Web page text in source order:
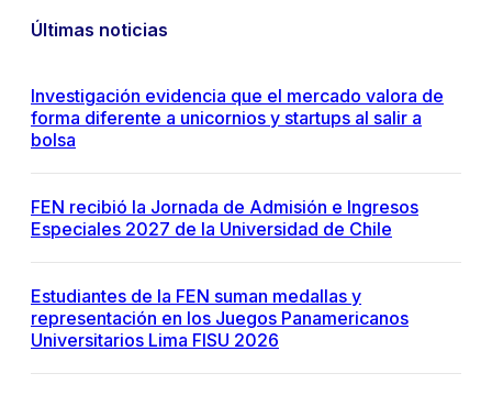
Últimas noticias
Investigación evidencia que el mercado valora de
forma diferente a unicornios y startups al salir a
bolsa
FEN recibió la Jornada de Admisión e Ingresos
Especiales 2027 de la Universidad de Chile
Estudiantes de la FEN suman medallas y
representación en los Juegos Panamericanos
Universitarios Lima FISU 2026